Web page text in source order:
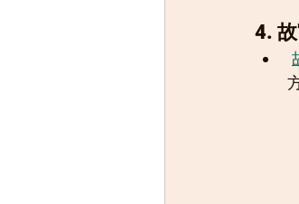
4.